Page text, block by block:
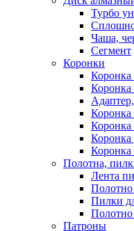
Турбо
Чаша,
Сегмент
Коронки
Коронка
Коронка
Коронка
Коронка
Коронка
Полотна,
Лента
Пилки
Полотно
Патроны